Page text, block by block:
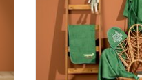
Bio-
Kapuzentuch,
ZUM WARENKORB